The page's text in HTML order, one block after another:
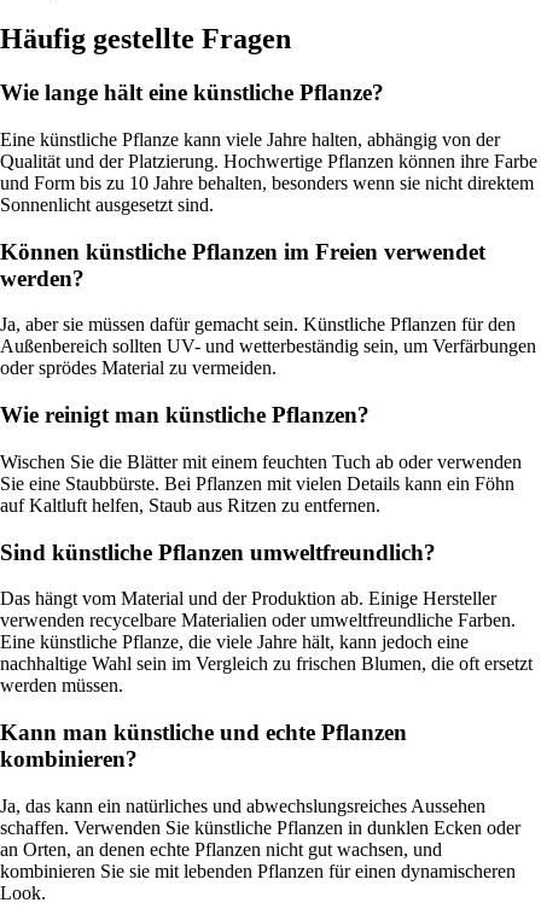
Häufig gestellte Fragen
Wie lange hält eine künstliche Pflanze?
Eine künstliche Pflanze kann viele Jahre halten, abhängig von der
Qualität und der Platzierung. Hochwertige Pflanzen können ihre Farbe
und Form bis zu 10 Jahre behalten, besonders wenn sie nicht direktem
Sonnenlicht ausgesetzt sind.
Können künstliche Pflanzen im Freien verwendet
werden?
Ja, aber sie müssen dafür gemacht sein. Künstliche Pflanzen für den
Außenbereich sollten UV- und wetterbeständig sein, um Verfärbungen
oder sprödes Material zu vermeiden.
Wie reinigt man künstliche Pflanzen?
Wischen Sie die Blätter mit einem feuchten Tuch ab oder verwenden
Sie eine Staubbürste. Bei Pflanzen mit vielen Details kann ein Föhn
auf Kaltluft helfen, Staub aus Ritzen zu entfernen.
Sind künstliche Pflanzen umweltfreundlich?
Das hängt vom Material und der Produktion ab. Einige Hersteller
verwenden recycelbare Materialien oder umweltfreundliche Farben.
Eine künstliche Pflanze, die viele Jahre hält, kann jedoch eine
nachhaltige Wahl sein im Vergleich zu frischen Blumen, die oft ersetzt
werden müssen.
Kann man künstliche und echte Pflanzen
kombinieren?
Ja, das kann ein natürliches und abwechslungsreiches Aussehen
schaffen. Verwenden Sie künstliche Pflanzen in dunklen Ecken oder
an Orten, an denen echte Pflanzen nicht gut wachsen, und
kombinieren Sie sie mit lebenden Pflanzen für einen dynamischeren
Look.